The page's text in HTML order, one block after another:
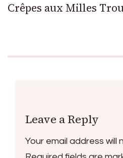
Crêpes aux Milles
Leave a Reply
Your email address will